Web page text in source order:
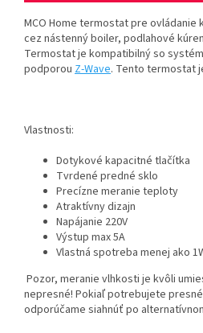
MCO Home termostat pre ovládanie
cez nástenný boiler, podlahové
Termostat je kompatibilný so
podporou Z-Wave. Tento termostat
Vlastnosti:
Dotykové kapacitné tlačítka
Tvrdené predné sklo
Precízne meranie teploty
Atraktívny dizajn
Napájanie 220V
Výstup max 5A
Vlastná spotreba menej ako
Pozor, meranie vlhkosti je kvôli
nepresné! Pokiaľ potrebujete
odporúčame siahnúť po